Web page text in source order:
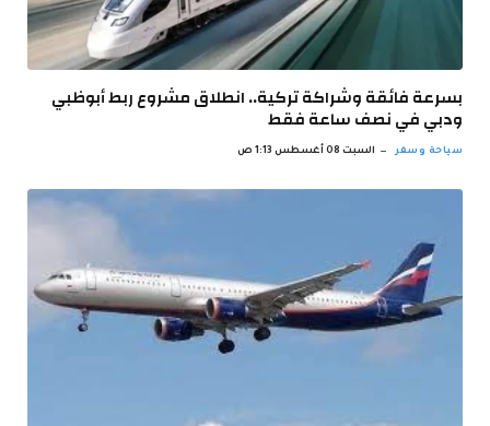
بسرعة فائقة وشراكة تركية.. انطلاق مشروع ربط أبوظبي
ودبي في نصف ساعة فقط
سياحة وسفر السبت 08 أغسطس 1:13 ص